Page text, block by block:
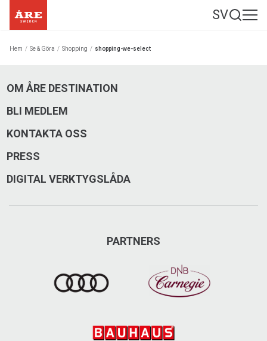
SV
Hem / Se & Göra / Shopping / shopping-we-select
OM ÅRE DESTINATION
BLI MEDLEM
KONTAKTA OSS
PRESS
DIGITAL VERKTYGSLÅDA
PARTNERS